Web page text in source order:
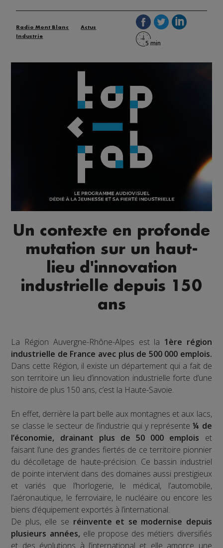
Radio Mont Blanc
Actus
Industrie
Un contexte en profonde
mutation sur un haut-
lieu d'innovation
industrielle depuis 150
ans
La Région Auvergne-Rhône-Alpes est la 1ère région
industrielle de France avec plus de 500 000 emplois.
Dans cette Région, il existe un département qui a fait de
son territoire un lieu d’innovation industrielle forte d’une
histoire de plus 150 ans, c’est la Haute-Savoie.
En effet, derrière la part belle aux montagnes et aux lacs,
se classe le secteur de l’industrie qui y représente¼ de
l’économie, drainant plus de 50 000 emplois et
faisant l’une des grandes fiertés de ce territoire pionnier
du décolletage de haute-précision. Ce bassin industriel
de pointe intervient dans des domaines aussi prestigieux
et variés que l’horlogerie, le médical, l’automobile,
l’aéronautique, le ferroviaire, le nucléaire ou encore les
biens d’équipement exportés à l’international.
De plus, elle se réinvente et se modernise depuis
plusieurs années, elle propose des métiers diversifiés
et des évolutions à l’international et elle amorce une